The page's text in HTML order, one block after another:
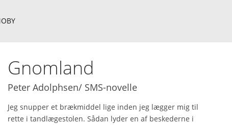
Gnomland
Peter Adolphsen/ SMS-novelle
Jeg snupper et brækmiddel lige inden jeg lægger mig til
rette i tandlægestolen. Sådan lyder en af beskederne i